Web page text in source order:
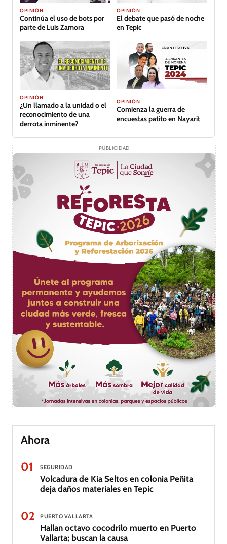
OPINIÓN
Continúa el uso de bots por
parte de Luis Zamora
OPINIÓN
El debate que pasó de noche
en Tepic
OPINIÓN
¿Un llamado a la unidad o el
reconocimiento de una
derrota inminente?
OPINIÓN
Comienza la guerra de
encuestas patito en Nayarit
PUBLICIDAD
Ahora
01
SEGURIDAD
Volcadura de Kia Seltos en colonia Peñita
deja daños materiales en Tepic
02 PUERTO VALLARTA
Hallan octavo cocodrilo muerto en Puerto
Vallarta; buscan la causa